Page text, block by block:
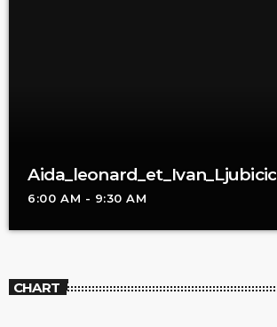
Aida_leonard_et_Ivan_Ljubicic
6:00 AM - 9:30 AM
CHART